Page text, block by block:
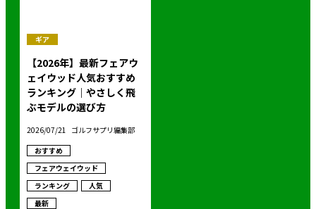
ギア
【2026年】最新フェアウ
ェイウッド人気おすすめ
ランキング｜やさしく飛
ぶモデルの選び方
2026/07/21
ゴルフサプリ編集部
おすすめ
フェアウェイウッド
ランキング
人気
最新